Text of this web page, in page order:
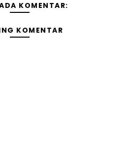
KOMENTAR:
KOMENTAR